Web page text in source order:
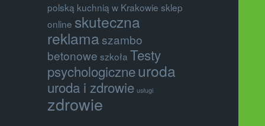
polską kuchnią w Krakowie sklep
online skuteczna
reklama szambo
betonowe szkoła Testy
psychologiczneuroda
uroda i zdrowie usługi
zdrowie